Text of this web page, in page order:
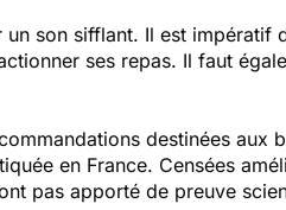
son sifflant. Il est impératif
ses repas. Il faut
destinées aux
en France. Censées
pas apporté de preuve